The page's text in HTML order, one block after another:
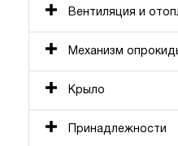
Вентиляция и
Механизм
Крыло
Принадлежности